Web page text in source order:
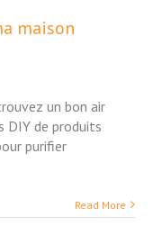
maison
un bon air
DIY de produits
purifier
Read More